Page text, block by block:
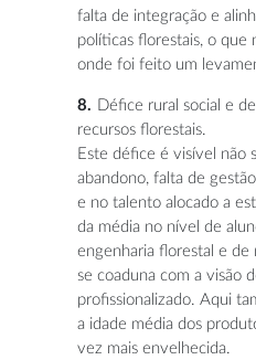
falta de integração e
políticas florestais, o que
onde foi feito um
Défice rural social e
recursos florestais.
Este défice é visível não
abandono, falta de
e no talento alocado a
da média no nível de
engenharia florestal e de
se coaduna com a visão
profissionalizado. Aqui
a idade média dos
vez mais envelhecida.